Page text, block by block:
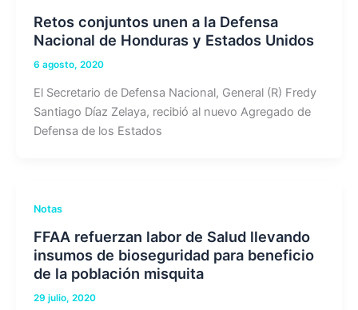
Retos conjuntos unen a la Defensa
Nacional de Honduras y Estados Unidos
6 agosto, 2020
El Secretario de Defensa Nacional, General (R) Fredy
Santiago Díaz Zelaya, recibió al nuevo Agregado de
Defensa de los Estados
Notas
FFAA refuerzan labor de Salud llevando
insumos de bioseguridad para beneficio
de la población misquita
29 julio, 2020